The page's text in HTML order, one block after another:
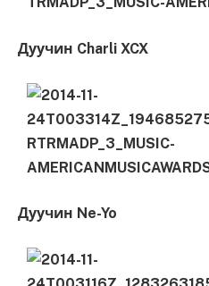
Дуучин Charli XCX
Дуучин Ne-Yo